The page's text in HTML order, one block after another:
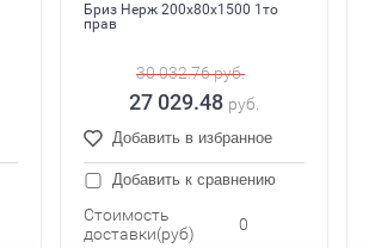
Бриз Нерж 200x80x1500 1то
прав
30 032.76руб.
27 029.48 руб.
Добавить в избранное
Добавить к сравнению
Стоимость
доставки(руб)
0